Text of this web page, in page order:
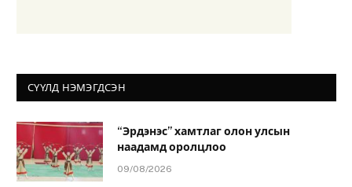
СҮҮЛД НЭМЭГДСЭН
“Эрдэнэс” хамтлаг олон улсын
наадамд оролцлоо
09/08/2026